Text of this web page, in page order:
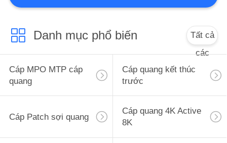
Danh mục phổ biến
Tất cả
các
Cáp MPO MTP cáp
quang
Cáp quang kết thúc
trước
Cáp Patch sợi quang
Cáp quang 4K Active
8K